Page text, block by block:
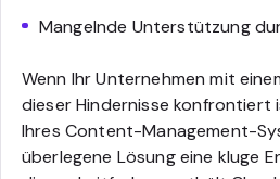
Mangelnde Unterstützung
Wenn Ihr Unternehmen mit
dieser Hindernisse konfrontiert
Ihres Content-Management-
überlegene Lösung eine kluge